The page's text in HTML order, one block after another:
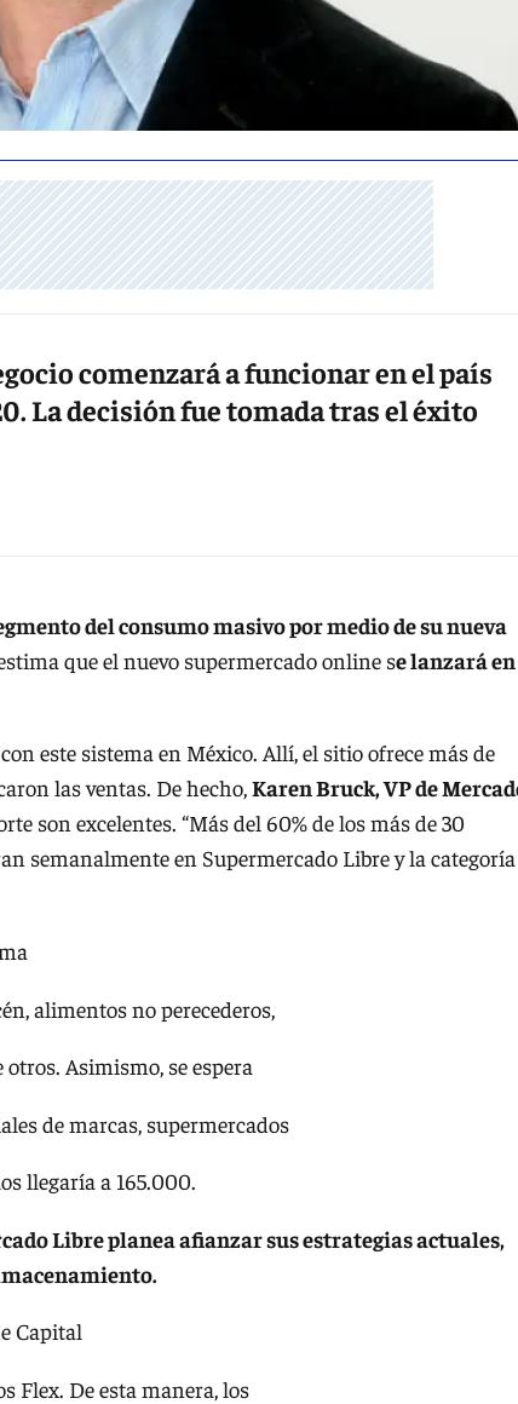
comenzará a funcionar en el país
La decisión fue tomada tras el éxito
del consumo masivo por medio de su nueva
que el nuevo supermercado online se lanzará
este sistema en México. Allí, el sitio ofrece más de
las ventas. De hecho,Karen Bruck, VP de
son excelentes. “Más del 60% de los más de 30
semanalmente en Supermercado Libre y la categoría
alimentos no perecederos,
Asimismo, se espera
de marcas, supermercados
llegaría a 165.000.
Libre planea afianzar sus estrategias actuales,
Capital
Flex. De esta manera, los